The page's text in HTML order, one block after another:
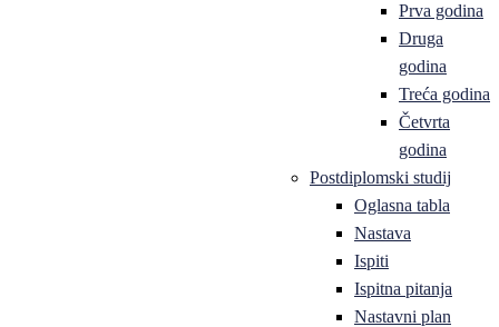
Prva godina
Druga
godina
Treća godina
Četvrta
godina
Postdiplomski studij
Oglasna tabla
Nastava
Ispiti
Ispitna pitanja
Nastavni plan